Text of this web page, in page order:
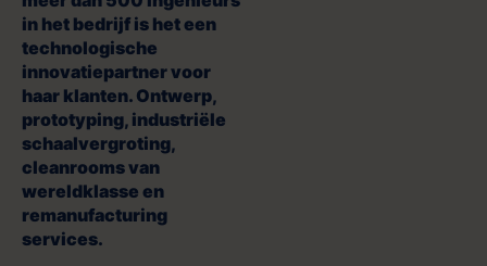
in het bedrijf is het een
technologische
innovatiepartner voor
haar klanten. Ontwerp,
prototyping, industriële
schaalvergroting,
cleanrooms van
wereldklasse en
remanufacturing
services.